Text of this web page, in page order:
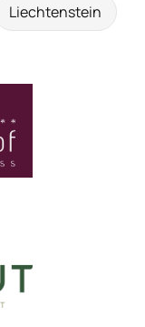
Liechtenstein